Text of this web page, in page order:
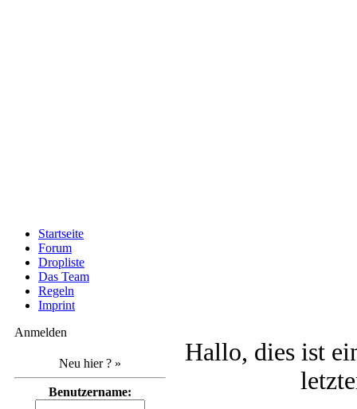
Startseite
Forum
Dropliste
Das Team
Regeln
Imprint
Anmelden
Neu hier ? »
Benutzername:
Hallo, dies ist